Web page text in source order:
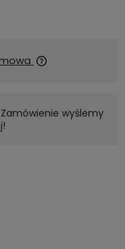
Zamówienie wyślemy